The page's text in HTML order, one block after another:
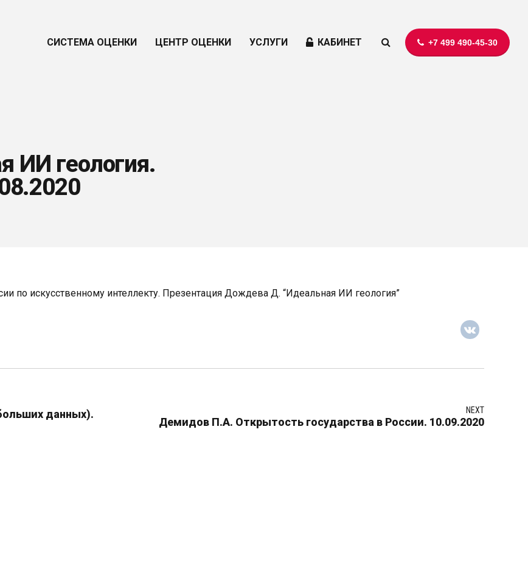
КАБИНЕТ +7 499 490-45-30
СИСТЕМА ОЦЕНКИ ЦЕНТР ОЦЕНКИ УСЛУГИ
ИИ геология.
по искусственному интеллекту. Презентация Дождева Д. “Идеальная ИИ геология”
данных).
NEXT
Демидов П.А. Открытость государства в России. 10.09.2020